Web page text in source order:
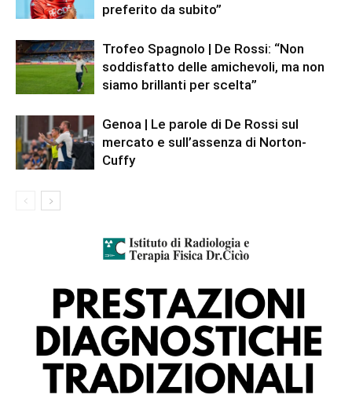
preferito da subito”
Trofeo Spagnolo | De Rossi: “Non
soddisfatto delle amichevoli, ma non
siamo brillanti per scelta”
Genoa | Le parole di De Rossi sul
mercato e sull’assenza di Norton-
Cuffy